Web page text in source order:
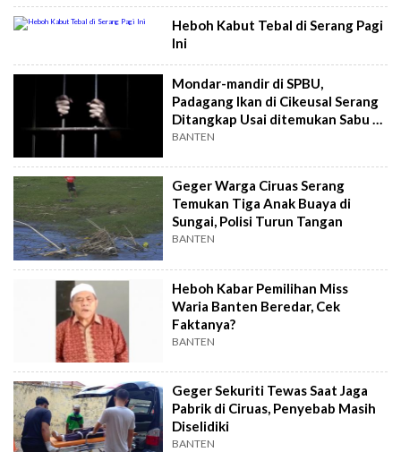
Heboh Kabut Tebal di Serang Pagi
Ini
Mondar-mandir di SPBU,
Padagang Ikan di Cikeusal Serang
Ditangkap Usai ditemukan Sabu di
Sakunya
BANTEN
Geger Warga Ciruas Serang
Temukan Tiga Anak Buaya di
Sungai, Polisi Turun Tangan
BANTEN
Heboh Kabar Pemilihan Miss
Waria Banten Beredar, Cek
Faktanya?
BANTEN
Geger Sekuriti Tewas Saat Jaga
Pabrik di Ciruas, Penyebab Masih
Diselidiki
BANTEN